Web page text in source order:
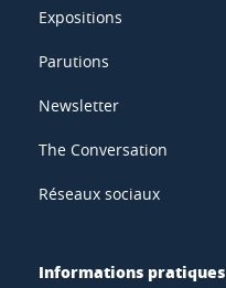
Expositions
Parutions
Newsletter
The Conversation
Réseaux sociaux
Informations pratiques